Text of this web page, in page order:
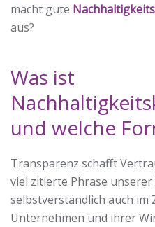
macht gute
aus?
Was ist
und welche
Transparenz schafft
viel zitierte Phrase
selbstverständlich auch im
Unternehmen und ihrer